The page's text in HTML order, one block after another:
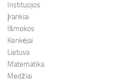
Institucijos
Įrankiai
Išmokos
Kenkėjai
Lietuva
Matematika
Medžiai